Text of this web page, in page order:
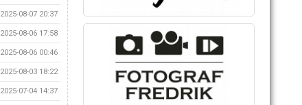
2025-08-07 20:37
2025-08-06 17:58
2025-08-06 00:46
2025-08-03 18:22
2025-07-04 14:37